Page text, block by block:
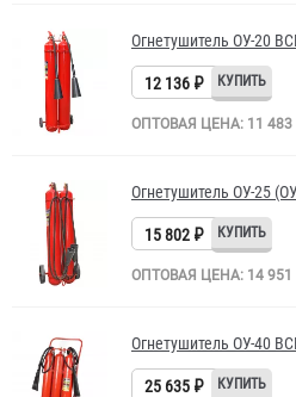
Огнетушитель ОУ-20
12 136 ₽
ОПТОВАЯ ЦЕНА: 11 483
Огнетушитель ОУ-25
15 802 ₽
ОПТОВАЯ ЦЕНА: 14 951
Огнетушитель ОУ-40
25 635 ₽